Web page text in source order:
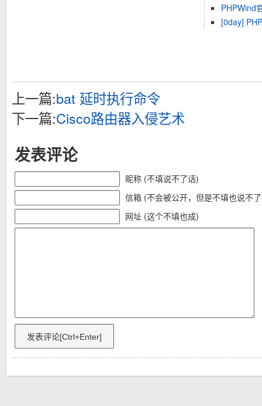
PHPWind
[0day]
上一篇:bat 延时执行命令
下一篇:Cisco路由器入侵艺术
发表评论
昵称 (不填说不了话)
信箱 (不会被公开，但是不填也说不
网址 (这个不填也成)